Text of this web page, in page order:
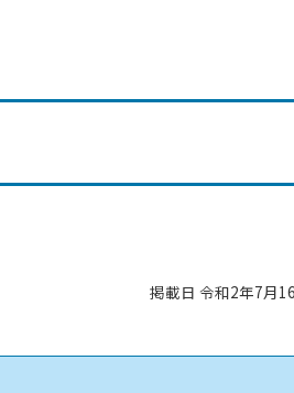
掲載日 令和2年7月